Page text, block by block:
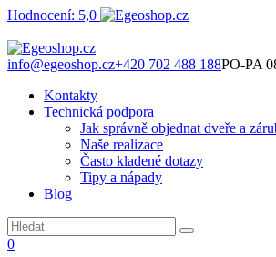
Hodnocení: 5,0
info@egeoshop.cz+420 702 488 188PO-PA
Kontakty
Technická podpora
Jak správně objednat dveře a
Naše realizace
Často kladené dotazy
Tipy a nápady
Blog
0